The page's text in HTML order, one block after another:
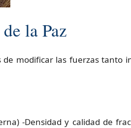
la Paz
modificar las fuerzas tanto
-Densidad y calidad de